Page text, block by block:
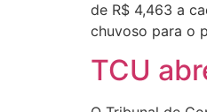
de R$ 4,463 a
chuvoso para o
TCU